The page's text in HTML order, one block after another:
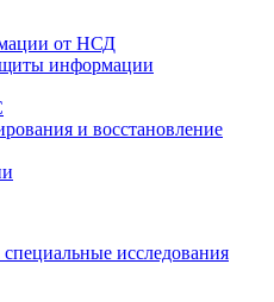
от НСД
информации
и восстановление
исследования